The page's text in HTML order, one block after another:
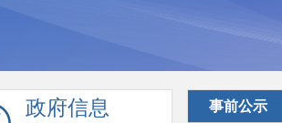
政府信息
事前公示